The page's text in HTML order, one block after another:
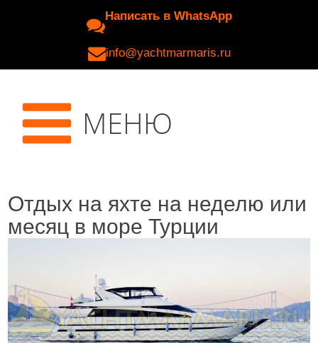
Написать в WhatsApp
info@yachtmarmaris.ru
МЕНЮ
Отдых на яхте на неделю или
месяц в море Турции